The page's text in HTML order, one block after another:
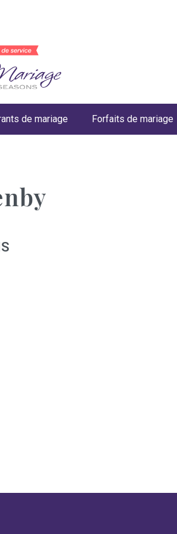
de mariage Forfaits de mariage